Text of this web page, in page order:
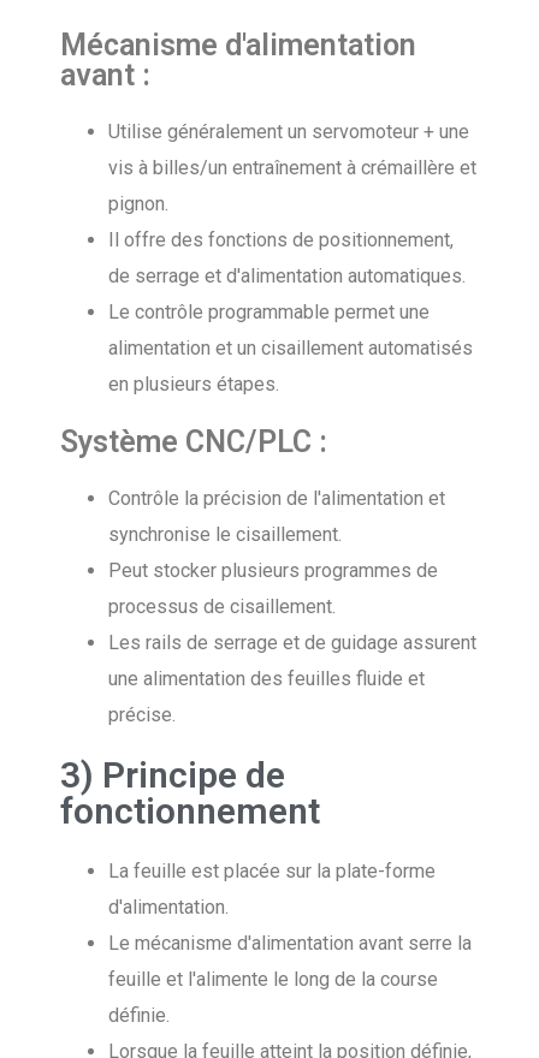
Mécanisme d'alimentation
avant :
Utilise généralement un servomoteur + une
vis à billes/un entraînement à crémaillère et
pignon.
Il offre des fonctions de positionnement,
de serrage et d'alimentation automatiques.
Le contrôle programmable permet une
alimentation et un cisaillement automatisés
en plusieurs étapes.
Système CNC/PLC :
Contrôle la précision de l'alimentation et
synchronise le cisaillement.
Peut stocker plusieurs programmes de
processus de cisaillement.
Les rails de serrage et de guidage assurent
une alimentation des feuilles fluide et
précise.
3) Principe de
fonctionnement
La feuille est placée sur la plate-forme
d'alimentation.
Le mécanisme d'alimentation avant serre la
feuille et l'alimente le long de la course
définie.
Lorsque la feuille atteint la position définie,